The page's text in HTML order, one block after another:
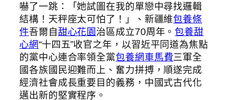
嚇了一跳：「她試圖在我的單戀中尋找邏輯
結構！天秤座太可怕了！」、新疆維包養條
件吾爾自甜心花園治區成立70周年。包養甜
心網“十四五”收官之年，以習近平同道為焦點
的黨中心連合率領全黨包養網車馬費三軍全
國各族國民迎難而上、奮力拼搏，順遂完成
經濟社會成長重要目的義務，中國式古代化
邁出新的堅實程序。